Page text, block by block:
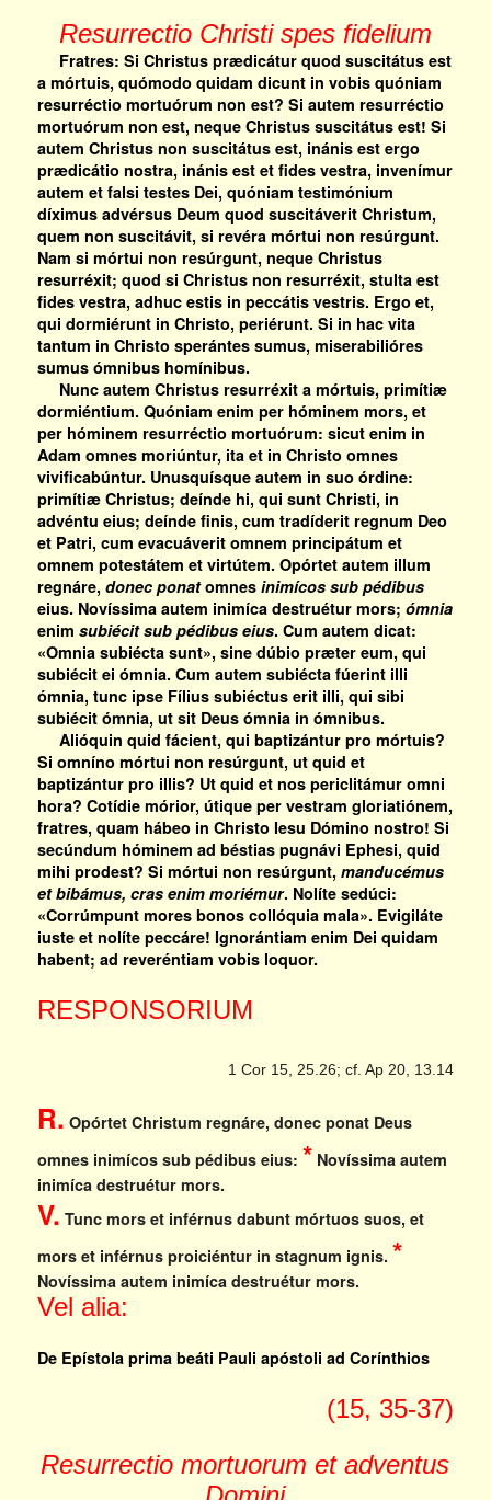
Resurrectio Christi spes fidelium
Fratres: Si Christus prædicátur quod suscitátus est
a mórtuis, quómodo quidam dicunt in vobis quóniam
resurréctio mortuórum non est? Si autem resurréctio
mortuórum non est, neque Christus suscitátus est! Si
autem Christus non suscitátus est, inánis est ergo
prædicátio nostra, inánis est et fides vestra, invenímur
autem et falsi testes Dei, quóniam testimónium
díximus advérsus Deum quod suscitáverit Christum,
quem non suscitávit, si revéra mórtui non resúrgunt.
Nam si mórtui non resúrgunt, neque Christus
resurréxit; quod si Christus non resurréxit, stulta est
fides vestra, adhuc estis in peccátis vestris. Ergo et,
qui dormiérunt in Christo, periérunt. Si in hac vita
tantum in Christo sperántes sumus, miserabilióres
sumus ómnibus homínibus.
Nunc autem Christus resurréxit a mórtuis, primítiæ
dormiéntium. Quóniam enim per hóminem mors, et
per hóminem resurréctio mortuórum: sicut enim in
Adam omnes moriúntur, ita et in Christo omnes
vivificabúntur. Unusquísque autem in suo órdine:
primítiæ Christus; deínde hi, qui sunt Christi, in
advéntu eius; deínde finis, cum tradíderit regnum Deo
et Patri, cum evacuáverit omnem principátum et
omnem potestátem et virtútem. Opórtet autem illum
regnáre, donec ponatomnes inimícos sub pédibus
eius. Novíssima autem inimíca destruétur mors; ómnia
enim subiécit sub pédibus eius. Cum autem dicat:
«Omnia subiécta sunt», sine dúbio præter eum, qui
subiécit ei ómnia. Cum autem subiécta fúerint illi
ómnia, tunc ipse Fílius subiéctus erit illi, qui sibi
subiécit ómnia, ut sit Deus ómnia in ómnibus.
Alióquin quid fácient, qui baptizántur pro mórtuis?
Si omníno mórtui non resúrgunt, ut quid et
baptizántur pro illis? Ut quid et nos periclitámur omni
hora? Cotídie mórior, útique per vestram gloriatiónem,
fratres, quam hábeo in Christo Iesu Dómino nostro! Si
secúndum hóminem ad béstias pugnávi Ephesi, quid
mihi prodest? Si mórtui non resúrgunt, manducémus
et bibámus, cras enim moriémur. Nolíte sedúci:
«Corrúmpunt mores bonos collóquia mala». Evigiláte
iuste et nolíte peccáre! Ignorántiam enim Dei quidam
habent; ad reveréntiam vobis loquor.
RESPONSORIUM
1 Cor 15, 25.26; cf. Ap 20, 13.14
R. Opórtet Christum regnáre, donec ponat Deus
omnes inimícos sub pédibus eius: * Novíssima autem
inimíca destruétur mors.
V. Tunc mors et inférnus dabunt mórtuos suos, et
mors et inférnus proiciéntur in stagnum ignis. *
Novíssima autem inimíca destruétur mors.
Vel alia:
De Epístola prima beáti Pauli apóstoli ad Corínthios
(15, 35-37)
Resurrectio mortuorum et adventus